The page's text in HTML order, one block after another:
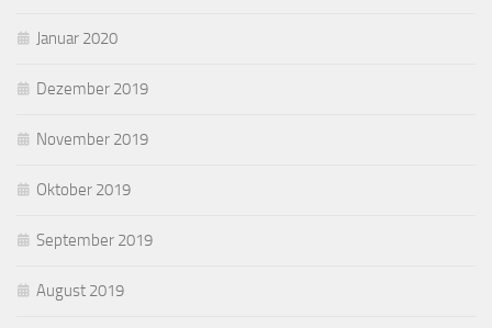
Januar 2020
Dezember 2019
November 2019
Oktober 2019
September 2019
August 2019